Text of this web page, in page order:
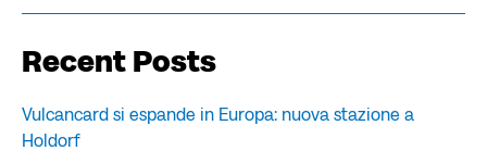
Recent Posts
Vulcancard si espande in Europa: nuova stazione a
Holdorf